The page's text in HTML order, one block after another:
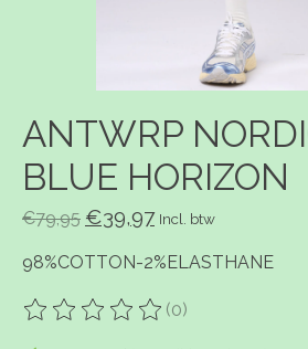
ANTWRP
BLUE HORIZON
€79,95 €39,97 Incl. btw
98%COTTON-2%ELASTHANE
De beoordeling van dit product is
(0)